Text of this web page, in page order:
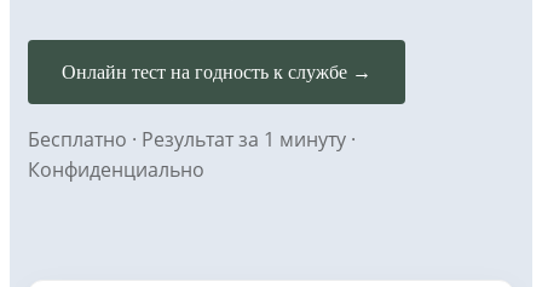
Онлайн тест на годность к службе →
Бесплатно · Результат за 1 минуту ·
Конфиденциально